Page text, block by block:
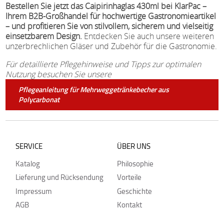
Bestellen Sie jetzt das Caipirinhaglas 430ml bei KlarPac –
Ihrem B2B-Großhandel für hochwertige Gastronomieartikel
– und profitieren Sie von stilvollem, sicherem und vielseitig
einsetzbarem Design. Entdecken Sie auch unsere weiteren
unzerbrechlichen Gläser und Zubehör für die Gastronomie.
Für detaillierte Pflegehinweise und Tipps zur optimalen
Nutzung besuchen Sie unsere
Pflegeanleitung für Mehrweggetränkebecher aus
Polycarbonat
SERVICE
Katalog
Lieferung und Rücksendung
Impressum
AGB
ÜBER UNS
Philosophie
Vorteile
Geschichte
Kontakt